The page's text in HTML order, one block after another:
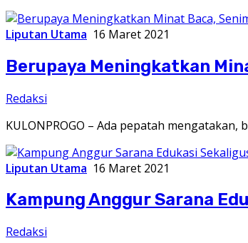
Liputan Utama 16 Maret 2021
Berupaya Meningkatkan
Redaksi
KULONPROGO – Ada pepatah
Liputan Utama 16 Maret 2021
Kampung Anggur Sarana
Redaksi